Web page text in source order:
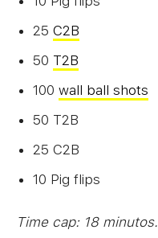
25 C2B
50 T2B
100 wall ball shots
50 T2B
25 C2B
10 Pig flips
Time cap: 18 minutos.